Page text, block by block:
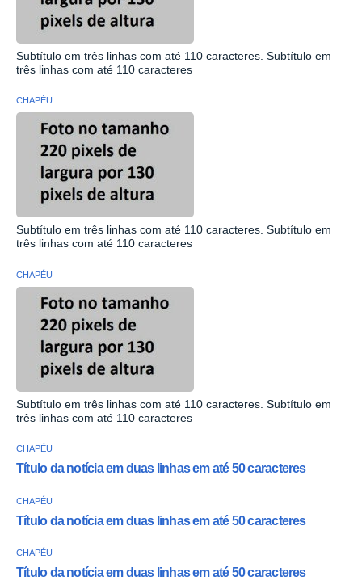
Subtítulo em três linhas com até 110 caracteres. Subtítulo em
três linhas com até 110 caracteres
CHAPÉU
Subtítulo em três linhas com até 110 caracteres. Subtítulo em
três linhas com até 110 caracteres
CHAPÉU
Subtítulo em três linhas com até 110 caracteres. Subtítulo em
três linhas com até 110 caracteres
CHAPÉU
Título da notícia em duas linhas em até 50 caracteres
CHAPÉU
Título da notícia em duas linhas em até 50 caracteres
CHAPÉU
Título da notícia em duas linhas em até 50 caracteres